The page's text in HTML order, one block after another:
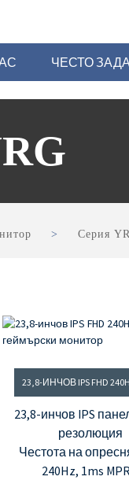
ЧЕСТО
Серия
23,8-инчов IPS
резолюция
Честота на
240Hz, 1ms